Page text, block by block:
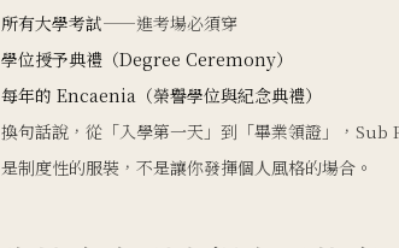
所有大學考試——進考場必須穿
學位授予典禮（Degree Ceremony）
每年的 Encaenia（榮譽學位與紀念典禮）
換句話說，從「入學第一天」到「畢業領證」，Sub
是制度性的服裝，不是讓你發揮個人風格的場合。